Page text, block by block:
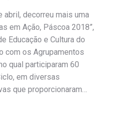
abril, decorreu mais uma
em Ação, Páscoa 2018”,
Educação e Cultura do
com os Agrupamentos
qual participaram 60
em diversas
que proporcionaram…